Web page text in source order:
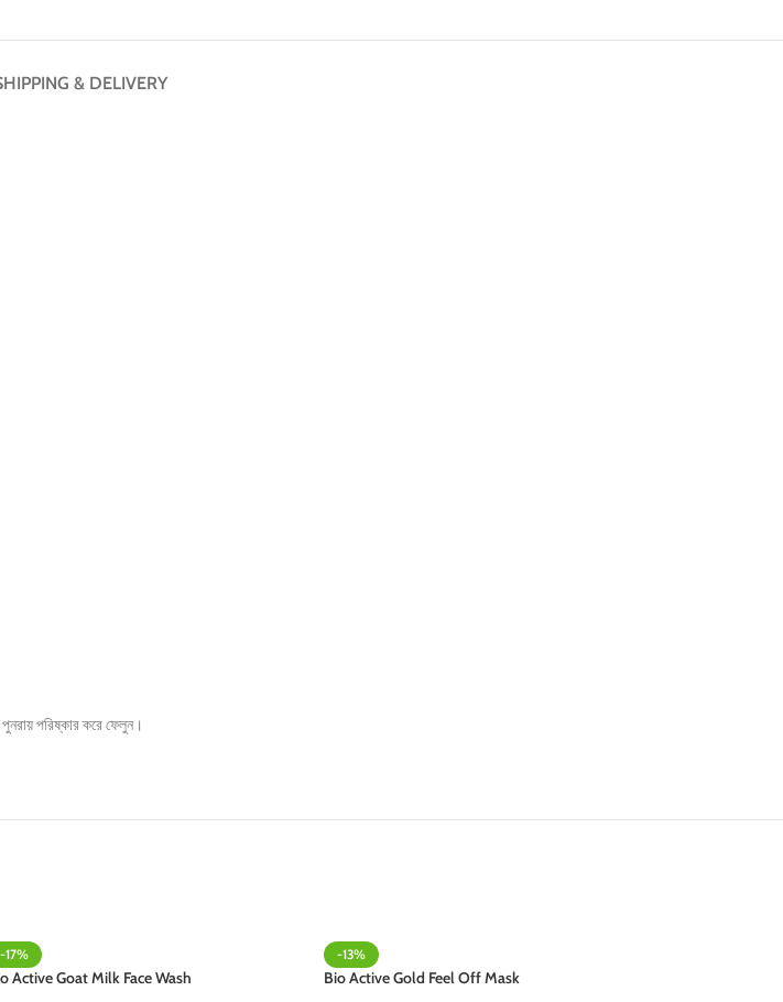
& DELIVERY
পরিষ্কার করে ফেলুন।
-17%
Active Goat Milk Face Wash
-13%
Bio Active Gold Feel Off Mask